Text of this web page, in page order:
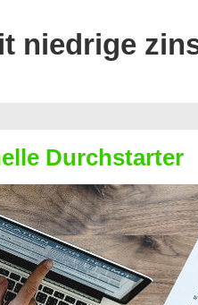
niedrige
Durchstarter